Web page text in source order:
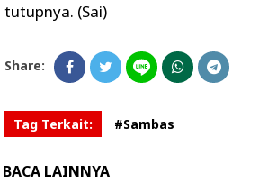
tutupnya. (Sai)
Share:
Tag Terkait: #Sambas
BACA LAINNYA